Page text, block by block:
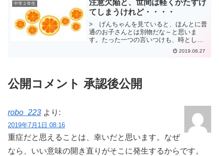
ばれました。50メート...
中学２年生
注意欠陥と、世間は軽くかたずけ
てしまうけれど・・・・
> げんちゃんを見ていると、ほんとに普
通のお子さんとは別物だな～と思いま
す。たった一つの言いつけも、時として
すっこぬけたりするし、やっていい、や
ってはいけない、という単純な指示は受
2019.06.27
公開コメント 承認後公開
robo_223 より:
2019年7月1日 08:16
重症だと思えることは、幸いだと思います。なぜ
なら、いい意味の開き直りがそこに発生するからです。